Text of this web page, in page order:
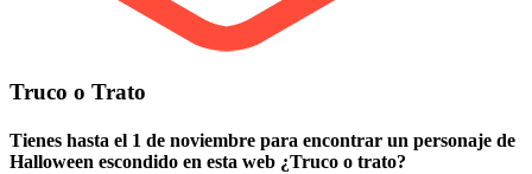
Truco o Trato
Tienes hasta el 1 de noviembre para encontrar un personaje de
Halloween escondido en esta web ¿Truco o trato?